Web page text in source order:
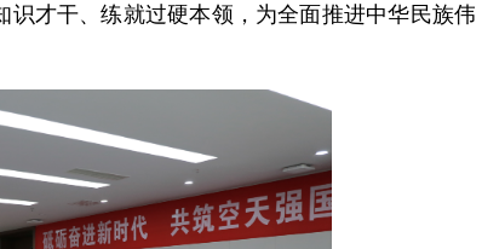
才干、练就过硬本领，为全面推进中华民族伟